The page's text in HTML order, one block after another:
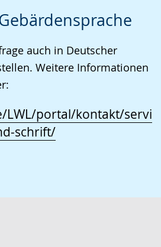
auch in Deutscher
Weitere Informationen
LWL/portal/kontakt/servi
schrift/